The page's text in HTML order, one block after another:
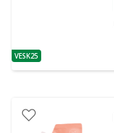
patarimas
VESK25